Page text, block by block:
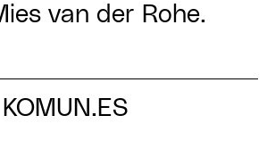
van der Rohe.